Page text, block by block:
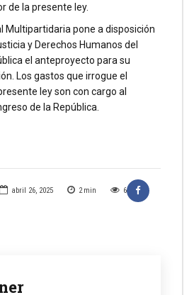
abril 26, 2025 2 min 6
de la presente ley.
Multipartidaria pone a disposición
y Derechos Humanos del
el anteproyecto para su
Los gastos que irrogue el
ley son con cargo al
de la República.